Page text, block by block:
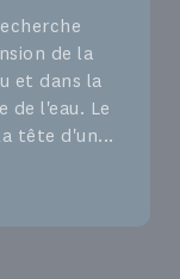
de la
et dans la
de l'eau. Le
tête d'un...